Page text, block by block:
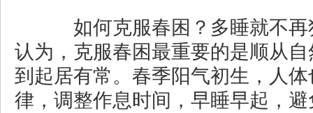
如何克服春困？多睡就不再
认为，克服春困最重要的是顺从
到起居有常。春季阳气初生，人
律，调整作息时间，早睡早起，